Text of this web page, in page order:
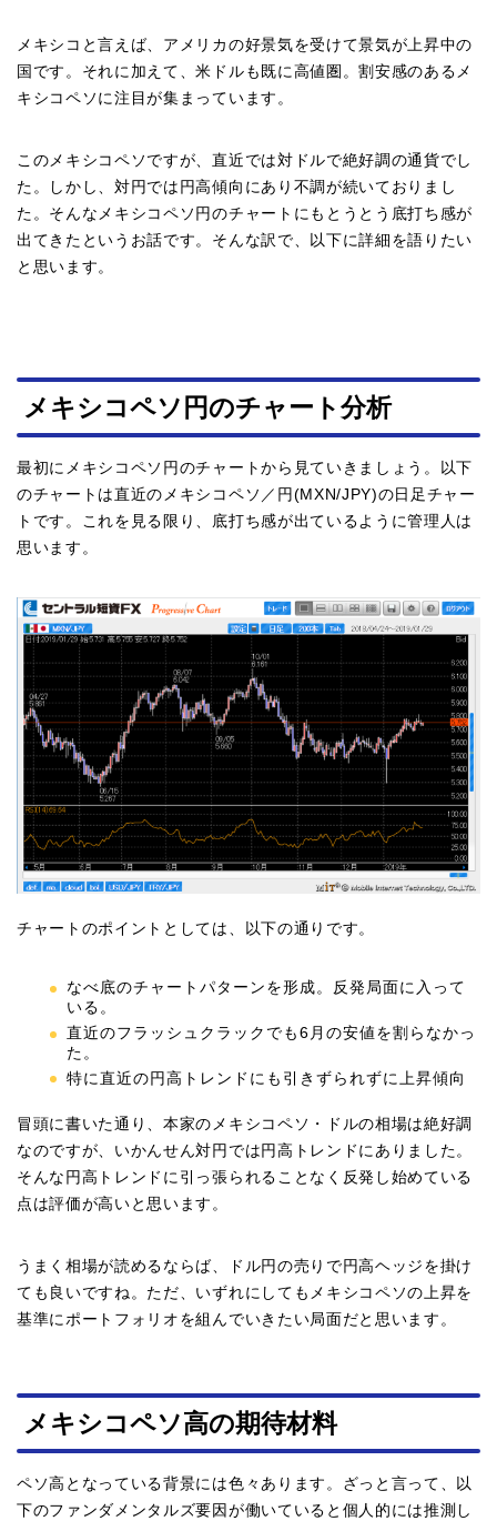
メキシコと言えば、アメリカの好景気を受けて景気が上昇中の
国です。それに加えて、米ドルも既に高値圏。割安感のあるメ
キシコペソに注目が集まっています。
このメキシコペソですが、直近では対ドルで絶好調の通貨でし
た。しかし、対円では円高傾向にあり不調が続いておりまし
た。そんなメキシコペソ円のチャートにもとうとう底打ち感が
出てきたというお話です。そんな訳で、以下に詳細を語りたい
と思います。
メキシコペソ円のチャート分析
最初にメキシコペソ円のチャートから見ていきましょう。以下
のチャートは直近のメキシコペソ／円(MXN/JPY)の日足チャー
トです。これを見る限り、底打ち感が出ているように管理人は
思います。
チャートのポイントとしては、以下の通りです。
なべ底のチャートパターンを形成。反発局面に入って
いる。
直近のフラッシュクラックでも6月の安値を割らなかっ
た。
特に直近の円高トレンドにも引きずられずに上昇傾向
冒頭に書いた通り、本家のメキシコペソ・ドルの相場は絶好調
なのですが、いかんせん対円では円高トレンドにありました。
そんな円高トレンドに引っ張られることなく反発し始めている
点は評価が高いと思います。
うまく相場が読めるならば、ドル円の売りで円高ヘッジを掛け
ても良いですね。ただ、いずれにしてもメキシコペソの上昇を
基準にポートフォリオを組んでいきたい局面だと思います。
メキシコペソ高の期待材料
ペソ高となっている背景には色々あります。ざっと言って、以
下のファンダメンタルズ要因が働いていると個人的には推測し